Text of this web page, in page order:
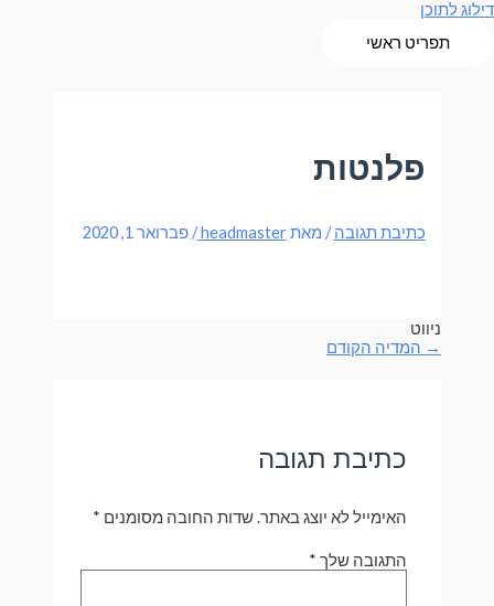
דילוג לתוכן
תפריט ראשי
פלנטות
כתיבת תגובה / מאתheadmaster
/פברואר 1, 2020
ניווט
→ המדיה הקודם
כתיבת תגובה
האימייל לא יוצג באתר.שדות החובה מסומנים *
התגובה שלך *